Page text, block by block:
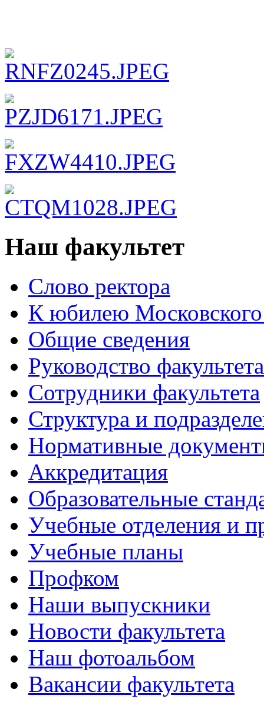
Наш факультет
Слово ректора
К юбилею Московского
Общие сведения
Руководство факультета
Сотрудники факультета
Структура и
Нормативные
Аккредитация
Образовательные
Учебные отделения и
Учебные планы
Профком
Наши выпускники
Новости факультета
Наш фотоальбом
Вакансии факультета